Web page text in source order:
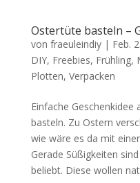
Ostertüte basteln –
von fraeuleindiy| Feb.
DIY, Freebies, Frühling,
Plotten, Verpacken
Einfache
basteln. Zu Ostern
wie wäre es da mit
Gerade Süßigkeiten
beliebt. Diese wollen